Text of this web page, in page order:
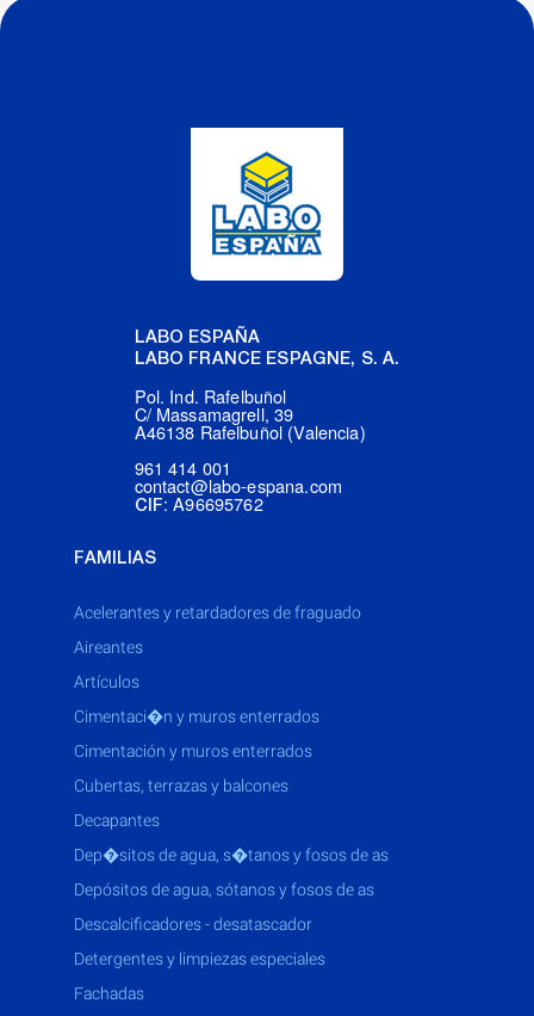
LABO ESPAÑA
LABO FRANCE ESPAGNE, S. A.
Pol. Ind. Rafelbuñol
C/ Massamagrell, 39
A46138 Rafelbuñol (Valencia)
961 414 001
contact@labo-espana.com
CIF: A96695762
FAMILIAS
acelerantes y retardadores de fraguado
aireantes
artículos
cimentaci�n y muros enterrados
cimentación y muros enterrados
cubertas, terrazas y balcones
decapantes
dep�sitos de agua, s�tanos y fosos de as
depósitos de agua, sótanos y fosos de as
descalcificadores - desatascador
detergentes y limpiezas especiales
fachadas